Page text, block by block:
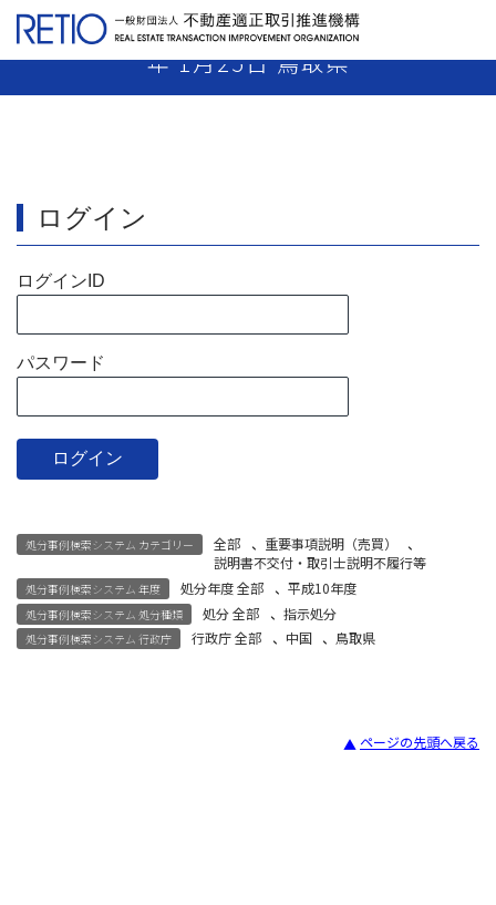
【10-44】 売主業者 指示処分 平成11
年 1月25日 鳥取県
ログイン
ログインID
パスワード
処分事例検索システム カテゴリー 全部 、 重要事項説明（売買）
、
説明書不交付・取引士説明不履行等
処分事例検索システム 年度 処分年度 全部 、 平成10年度
処分事例検索システム 処分種類 処分 全部 、 指示処分
処分事例検索システム 行政庁 行政庁 全部 、 中国 、 鳥取県
ページの先頭へ戻る